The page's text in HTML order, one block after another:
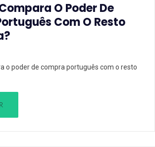
O Poder De
Com O Resto
o poder de compra português com o resto